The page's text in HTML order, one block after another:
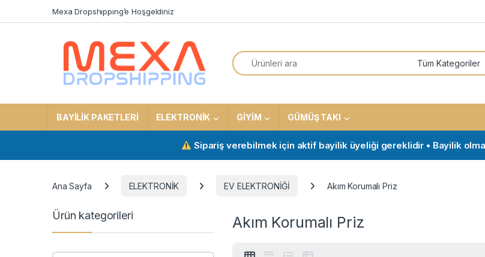
Mexa Dropshıppıng’e Hoşgeldiniz
Search for:
BAYİLİK PAKETLERİ ELEKTRONİK GİYİM GÜMÜŞ TAKI
Sipariş verebilmek için aktif bayilik üyeliği gereklidir • Bayilik
Ana Sayfa ELEKTRONİK EV ELEKTRONİĞİ Akım Korumalı Priz
Akım Korumalı Priz
Ürün kategorileri